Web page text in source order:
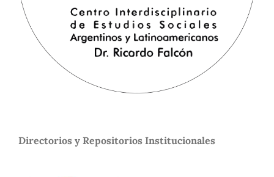
Directorios y Repositorios Institucionales